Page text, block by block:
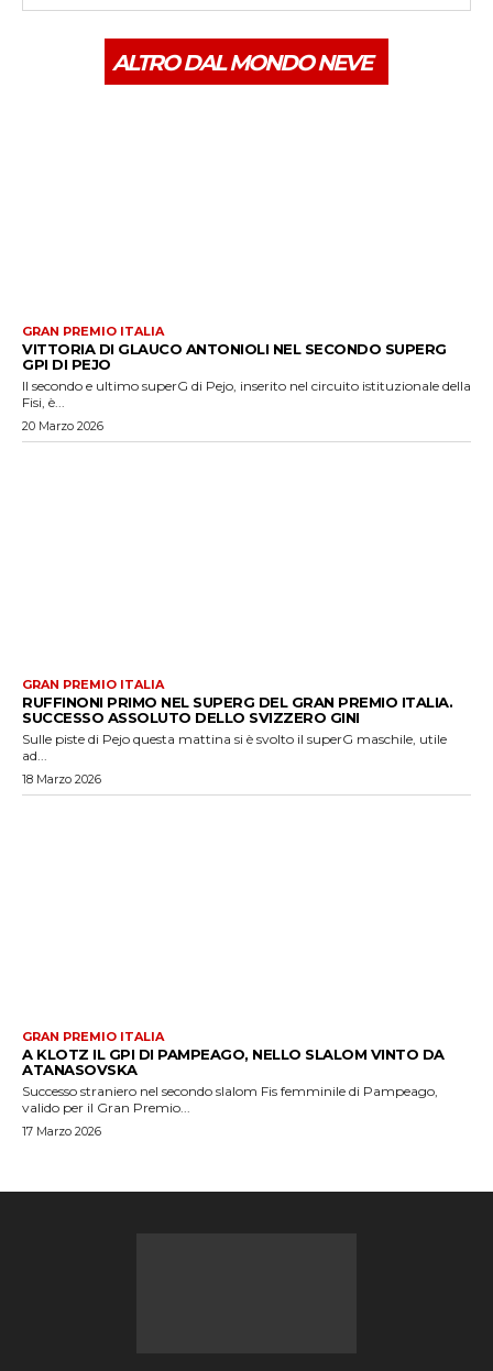
ALTRO DAL MONDO NEVE
GRAN PREMIO ITALIA
VITTORIA DI GLAUCO ANTONIOLI NEL SECONDO SUPERG
GPI DI PEJO
Il secondo e ultimo superG di Pejo, inserito nel circuito istituzionale della
Fisi, è...
20 Marzo 2026
GRAN PREMIO ITALIA
RUFFINONI PRIMO NEL SUPERG DEL GRAN PREMIO ITALIA.
SUCCESSO ASSOLUTO DELLO SVIZZERO GINI
Sulle piste di Pejo questa mattina si è svolto il superG maschile, utile
ad...
18 Marzo 2026
GRAN PREMIO ITALIA
A KLOTZ IL GPI DI PAMPEAGO, NELLO SLALOM VINTO DA
ATANASOVSKA
Successo straniero nel secondo slalom Fis femminile di Pampeago,
valido per il Gran Premio...
17 Marzo 2026